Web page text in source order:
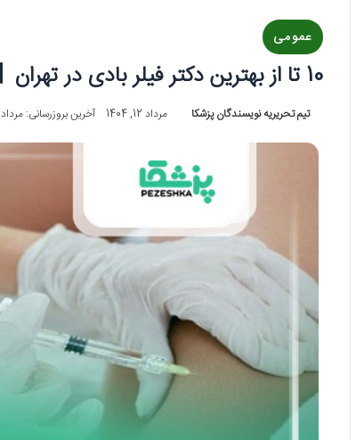
عمومی
10 تا از بهترین دکتر فیلر بادی در تهران【سال1405】❤️
تیم تحریریه نویسندگان پزشکا مرداد 12, 1404 آخرین بروزرسانی: مرداد 3, 1405